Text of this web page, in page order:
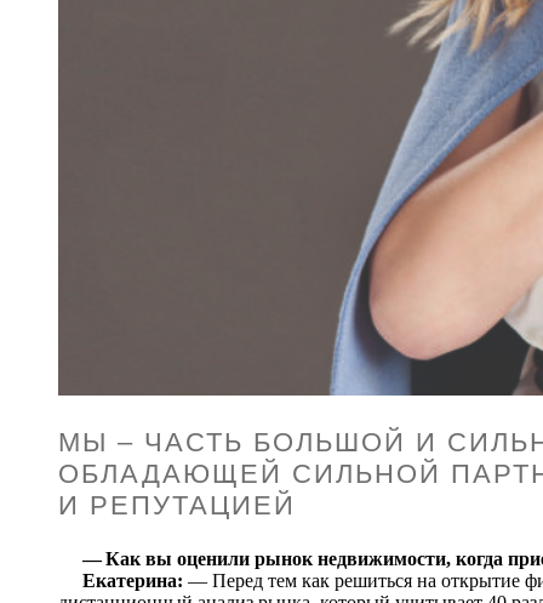
МЫ – ЧАСТЬ БОЛЬШОЙ И
ОБЛАДАЮЩЕЙ СИЛЬНОЙ
И РЕПУТАЦИЕЙ
— Как вы оценили рынок недвижимости, когда
Екатерина: — Перед тем как решиться на открытие